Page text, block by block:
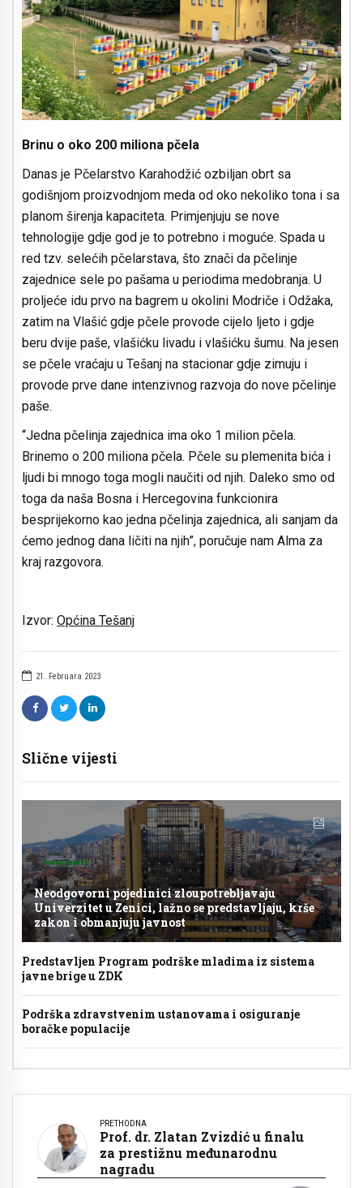
21. Februara 2023
Slične vijesti
Neodgovorni pojedinici zloupotrebljavaju
Univerzitet u Zenici, lažno se predstavljaju, krše
zakon i obmanjuju javnost
Predstavljen Program podrške mladima iz sistema
javne brige u ZDK
Podrška zdravstvenim ustanovama i osiguranje
boračke populacije
Brinu o oko 200 miliona pčela
Danas je Pčelarstvo Karahodžić ozbiljan obrt sa
godišnjom proizvodnjom meda od oko nekoliko tona i sa
planom širenja kapaciteta. Primjenjuju se nove
tehnologije gdje god je to potrebno i moguće. Spada u
red tzv. selećih pčelarstava, što znači da pčelinje
zajednice sele po pašama u periodima medobranja. U
proljeće idu prvo na bagrem u okolini Modriče i Odžaka,
zatim na Vlašić gdje pčele provode cijelo ljeto i gdje
beru dvije paše, vlašićku livadu i vlašićku šumu. Na jesen
se pčele vraćaju u Tešanj na stacionar gdje zimuju i
provode prve dane intenzivnog razvoja do nove pčelinje
paše.
“Jedna pčelinja zajednica ima oko 1 milion pčela.
Brinemo o 200 miliona pčela. Pčele su plemenita bića i
ljudi bi mnogo toga mogli naučiti od njih. Daleko smo od
toga da naša Bosna i Hercegovina funkcionira
besprijekorno kao jedna pčelinja zajednica, ali sanjam da
ćemo jednog dana ličiti na njih”, poručuje nam Alma za
kraj razgovora.
Izvor: Općina Tešanj
PRETHODNA
Prof. dr. Zlatan Zvizdić u finalu
za prestižnu međunarodnu
nagradu